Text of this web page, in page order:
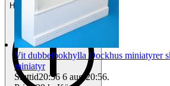
Helt ny och aldrig använd
Vit dubbelbokhylla Dockhus miniatyrer
miniatyr
Sluttid20:56 6 aug 20:56.